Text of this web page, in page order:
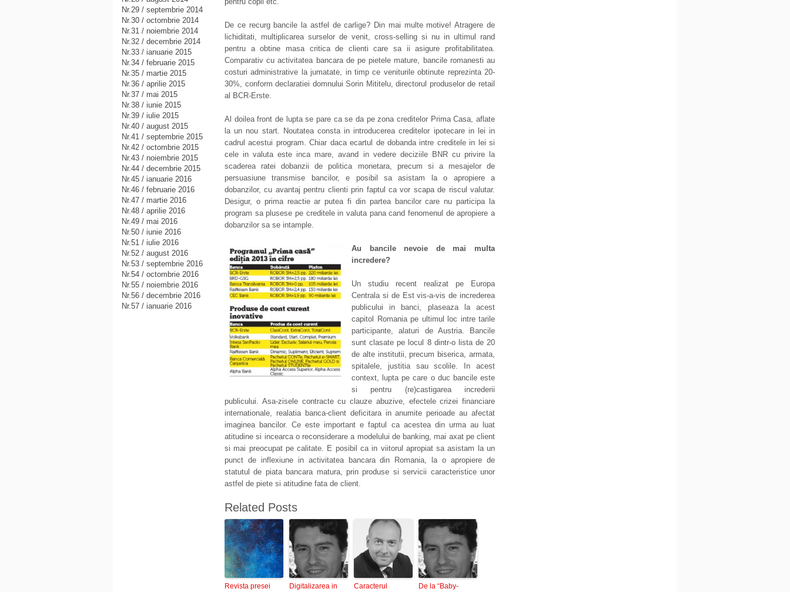
De ce recurg bancile la astfel de carlige? Din mai multe motive! Atragere de
lichiditati, multiplicarea surselor de venit, cross-selling si nu in ultimul rand
pentru a obtine masa critica de clienti care sa ii asigure profitabilitatea.
Comparativ cu activitatea bancara de pe pietele mature, bancile romanesti au
costuri administrative la jumatate, in timp ce veniturile obtinute reprezinta 20-
30%, conform declaratiei domnului Sorin Mititelu, directorul produselor de retail
al BCR-Erste.
Al doilea front de lupta se pare ca se da pe zona creditelor Prima Casa, aflate
la un nou start. Noutatea consta in introducerea creditelor ipotecare in lei in
cadrul acestui program. Chiar daca ecartul de dobanda intre creditele in lei si
cele in valuta este inca mare, avand in vedere deciziile BNR cu privire la
scaderea ratei dobanzii de politica monetara, precum si a mesajelor de
persuasiune transmise bancilor, e posibil sa asistam la o apropiere a
dobanzilor, cu avantaj pentru clienti prin faptul ca vor scapa de riscul valutar.
Desigur, o prima reactie ar putea fi din partea bancilor care nu participa la
program sa plusese pe creditele in valuta pana cand fenomenul de apropiere a
dobanzilor sa se intample.
Au bancile nevoie de mai multa
incredere?
Un studiu recent realizat pe Europa
Centrala si de Est vis-a-vis de increderea
publicului in banci, plaseaza la acest
capitol Romania pe ultimul loc intre tarile
participante, alaturi de Austria. Bancile
sunt clasate pe locul 8 dintr-o lista de 20
de alte institutii, precum biserica, armata,
spitalele, justitia sau scolile. In acest
context, lupta pe care o duc bancile este
si pentru (re)castigarea increderii
publicului. Asa-zisele contracte cu clauze abuzive, efectele crizei financiare
internationale, realatia banca-client deficitara in anumite perioade au afectat
imaginea bancilor. Ce este important e faptul ca acestea din urma au luat
atitudine si incearca o reconsiderare a modelului de banking, mai axat pe client
si mai preocupat pe calitate. E posibil ca in viitorul apropiat sa asistam la un
punct de inflexiune in activitatea bancara din Romania, la o apropiere de
statutul de piata bancara matura, prin produse si servicii caracteristice unor
astfel de piete si atitudine fata de client.
Related Posts
Revista presei
Digitalizarea in
Caracterul
De la “Baby-
Nr.29 / septembrie 2014
Nr.30 / octombrie 2014
Nr.31 / noiembrie 2014
Nr.32 / decembrie 2014
Nr.33 / ianuarie 2015
Nr.34 / februarie 2015
Nr.35 / martie 2015
Nr.36 / aprilie 2015
Nr.37 / mai 2015
Nr.38 / iunie 2015
Nr.39 / iulie 2015
Nr.40 / august 2015
Nr.41 / septembrie 2015
Nr.42 / octombrie 2015
Nr.43 / noiembrie 2015
Nr.44 / decembrie 2015
Nr.45 / ianuarie 2016
Nr.46 / februarie 2016
Nr.47 / martie 2016
Nr.48 / aprilie 2016
Nr.49 / mai 2016
Nr.50 / iunie 2016
Nr.51 / iulie 2016
Nr.52 / august 2016
Nr.53 / septembrie 2016
Nr.54 / octombrie 2016
Nr.55 / noiembrie 2016
Nr.56 / decembrie 2016
Nr.57 / ianuarie 2016